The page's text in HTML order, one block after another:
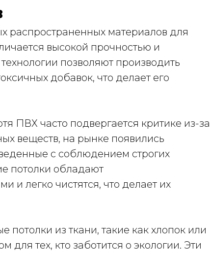
распространенных материалов для
высокой прочностью и
позволяют производить
добавок, что делает его
ПВХ часто подвергается критике из-за
веществ, на рынке появились
с соблюдением строгих
потолки обладают
и легко чистятся, что делает их
потолки из ткани, такие как хлопок или
для тех, кто заботится о экологии. Эти